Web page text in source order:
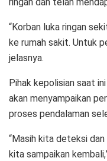
ringan dan telah
“Korban luka ringan
ke rumah sakit. Untuk
jelasnya.
Pihak kepolisian saat
akan menyampaikan
proses pendalaman
“Masih kita deteksi
kita sampaikan